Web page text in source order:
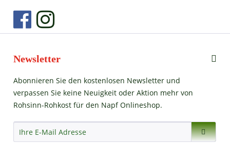
Newsletter
Abonnieren Sie den kostenlosen Newsletter und
verpassen Sie keine Neuigkeit oder Aktion mehr von
Rohsinn-Rohkost für den Napf Onlineshop.